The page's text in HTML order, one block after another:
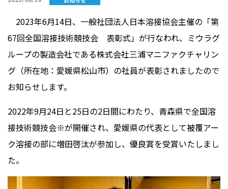
2023年6月14日、一般社団法人日本溶接協会主催の「第
67回全国溶接技術競技会 表彰式」が行なわれ、ミウラグ
ループの製造会社である株式会社三浦マニファクチャリン
グ（所在地：愛媛県松山市）の社員が表彰されましたので
お知らせします。
2022年9月24日と25日の2日間にわたり、青森県で全国溶
接技術競技会※が開催され、愛媛県の代表として被覆アー
ク溶接の部に増田啓汰が参加し、優良賞を受賞いたしまし
た。